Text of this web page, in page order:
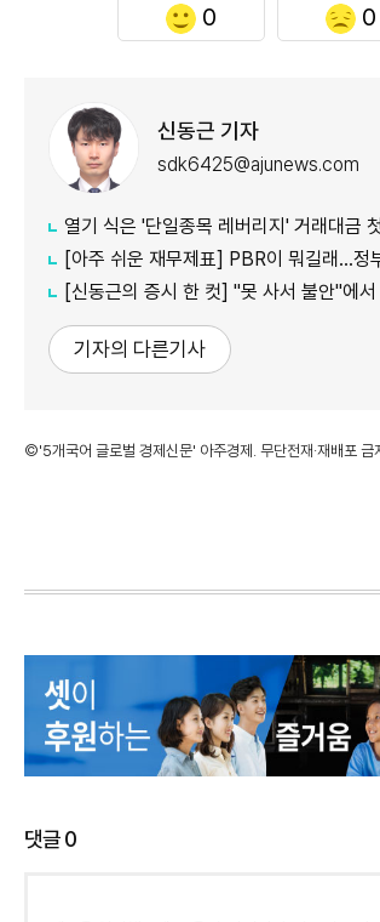
0 0
신동근 기자
sdk6425@ajunews.com
열기 식은 '단일종목 레버리지' 거래대금
[아주 쉬운 재무제표] PBR이 뭐길래…정부가 '주가 누르
[신동근의 증시 한 컷] "못 사서 불안"에서 "안 사서 다행"으
기자의 다른기사
©'5개국어 글로벌 경제신문' 아주경제. 무단전재·재배포 금
댓글0